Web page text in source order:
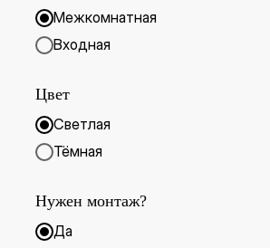
Межкомнатная
Входная
Цвет
Светлая
Тёмная
Нужен монтаж?
Да